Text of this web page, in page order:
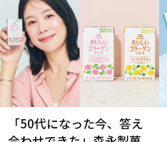
「50代になった今、答え